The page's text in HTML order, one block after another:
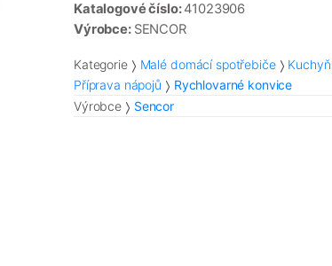
Katalogové číslo:41023906
Výrobce: SENCOR
Kategorie Malé domácí spotřebiče
Příprava nápojů
Rychlovarné konvice
Výrobce
Sencor